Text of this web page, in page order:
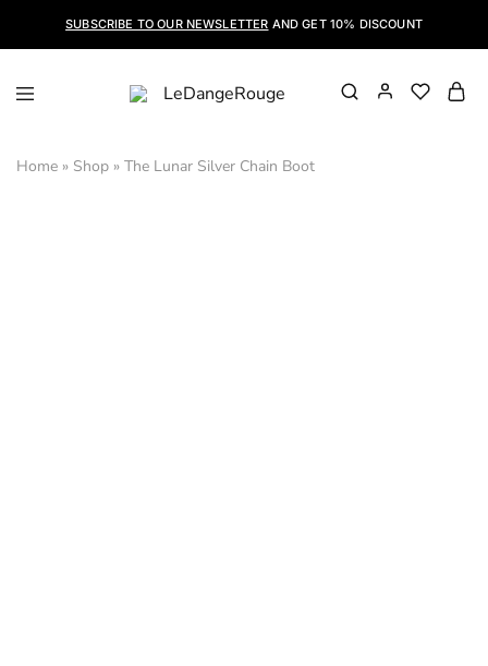
SUBSCRIBE TO OUR NEWSLETTER AND GET 10% DISCOUNT
LeDangeRouge
Home » Shop » The Lunar Silver Chain Boot